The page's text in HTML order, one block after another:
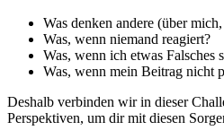
Was denken andere (über
Was, wenn niemand reagiert?
Was, wenn ich etwas Falsches
Was, wenn mein Beitrag nicht
Deshalb verbinden wir in dieser
Perspektiven, um dir mit diesen